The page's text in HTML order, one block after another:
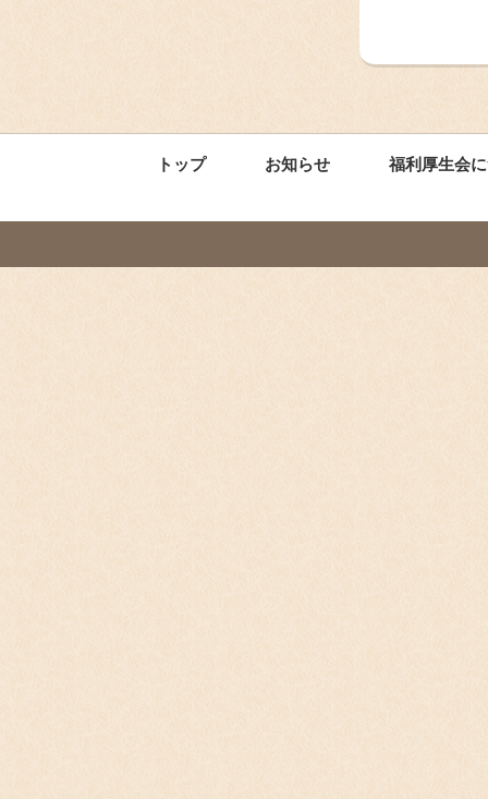
トップ お知らせ 福利厚生会